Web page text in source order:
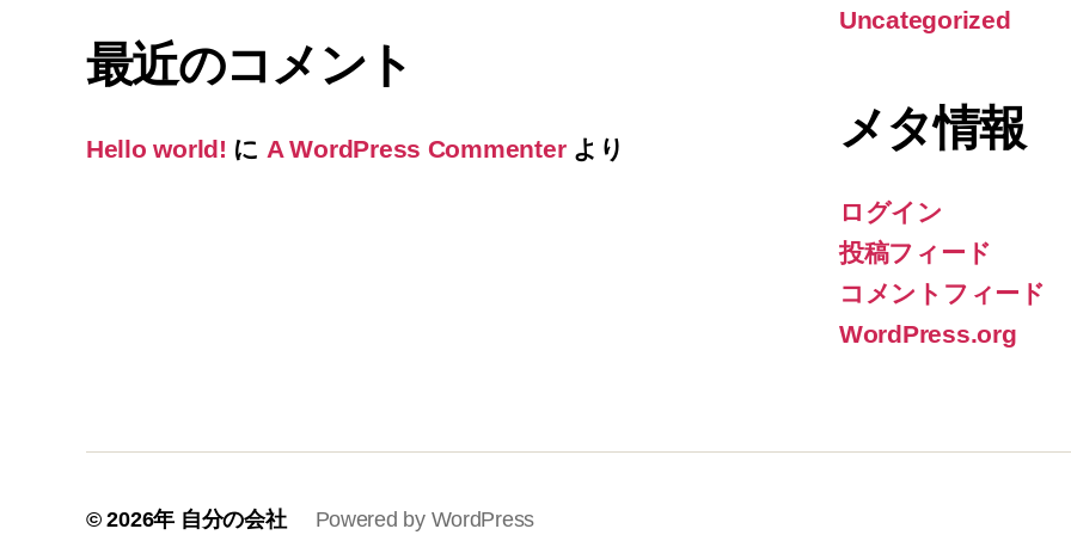
最近のコメント
Hello world! に A WordPress Commenterより
Uncategorized
メタ情報
ログイン
投稿フィード
コメントフィード
WordPress.org
© 2026年 自分の会社 Powered by WordPress